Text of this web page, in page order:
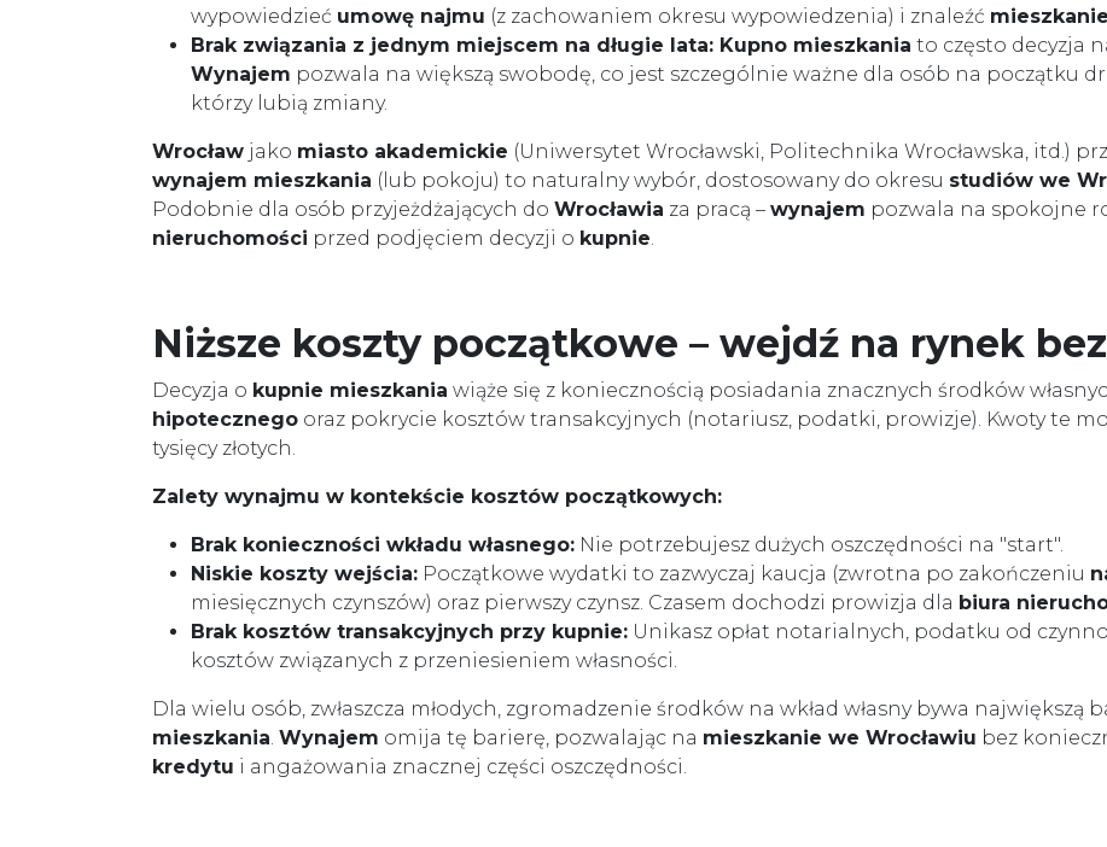
wypowiedzieć umowę najmu (z zachowaniem okresu wypowiedzenia) i znaleźć mieszkanie
Brak związania z jednym miejscem na długie lata: Kupno mieszkania to często decyzja
Wynajem pozwala na większą swobodę, co jest szczególnie ważne dla osób na początku
którzy lubią zmiany.
Wrocław jako miasto akademickie (Uniwersytet Wrocławski, Politechnika Wrocławska, itd.)
wynajem mieszkania (lub pokoju) to naturalny wybór, dostosowany do okresu studiów we
Podobnie dla osób przyjeżdżających do Wrocławia za pracą – wynajem pozwala na spokojne
nieruchomości przed podjęciem decyzji o kupnie.
Niższe koszty początkowe – wejdź na rynek
Decyzja o kupnie mieszkania wiąże się z koniecznością posiadania znacznych środków
hipotecznego oraz pokrycie kosztów transakcyjnych (notariusz, podatki, prowizje). Kwoty te
tysięcy złotych.
Zalety wynajmu w kontekście kosztów początkowych:
Brak konieczności wkładu własnego: Nie potrzebujesz dużych oszczędności na "start".
Niskie koszty wejścia: Początkowe wydatki to zazwyczaj kaucja (zwrotna po zakończeniu
miesięcznych czynszów) oraz pierwszy czynsz. Czasem dochodzi prowizja dla biura
Brak kosztów transakcyjnych przy kupnie: Unikasz opłat notarialnych, podatku od
kosztów związanych z przeniesieniem własności.
Dla wielu osób, zwłaszcza młodych, zgromadzenie środków na wkład własny bywa największą
mieszkania. Wynajem omija tę barierę, pozwalając na mieszkanie we Wrocławiu bez
kredytu i angażowania znacznej części oszczędności.